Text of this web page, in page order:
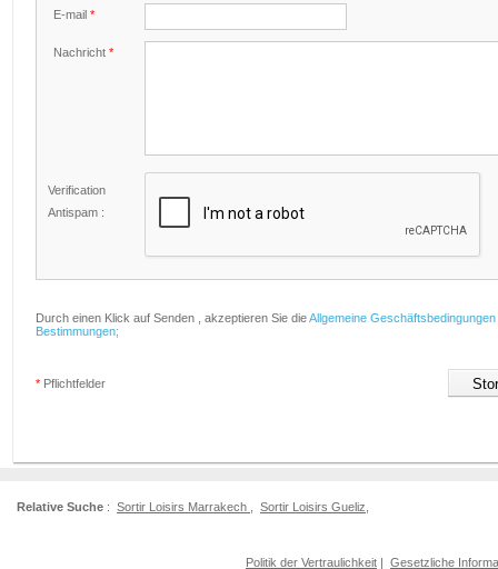
E-mail *
Nachricht *
Verification
Antispam :
Durch einen Klick auf Senden , akzeptieren Sie dieAllgemeine Geschäftsbedingungen
Bestimmungen;
* Pflichtfelder
Relative Suche : Sortir Loisirs Marrakech Sortir Loisirs Gueliz
Politik der Vertraulichkeit | Gesetzliche